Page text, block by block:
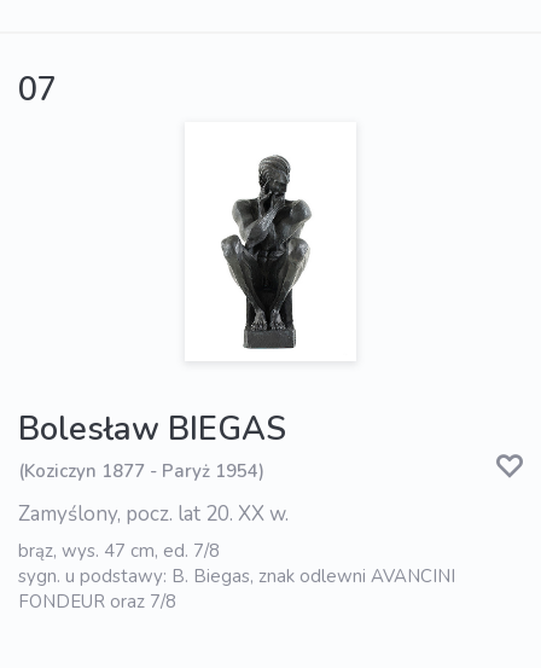
07
Bolesław BIEGAS
(Koziczyn 1877 - Paryż 1954)
Zamyślony, pocz. lat 20. XX w.
brąz, wys. 47 cm, ed. 7/8
sygn. u podstawy: B. Biegas, znak odlewni AVANCINI
FONDEUR oraz 7/8